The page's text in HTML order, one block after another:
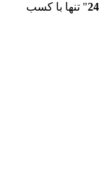
" تنها با کسب